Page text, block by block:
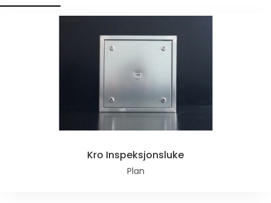
Kro Inspeksjonsluke
Plan